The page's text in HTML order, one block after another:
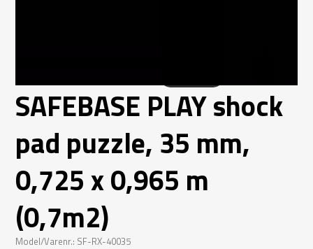
SAFEBASE PLAY shock
pad puzzle, 35 mm,
0,725 x 0,965 m
(0,7m2)
Model/Varenr.: SF-RX-40035